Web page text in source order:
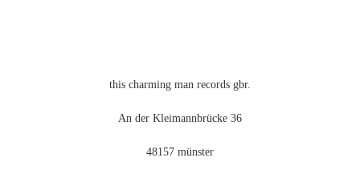
this charming man records gbr.
An der Kleimannbrücke 36
48157 münster